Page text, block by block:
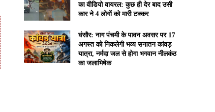
का वीडियो वायरल: कुछ ही देर बाद उसी
कार ने 4 लोगों को मारी टक्कर
घंसौर: नाग पंचमी के पावन अवसर पर 17
अगस्त को निकलेगी भव्य सनातन कांवड़
यात्रा, नर्मदा जल से होगा भगवान नीलकंठ
का जलाभिषेक